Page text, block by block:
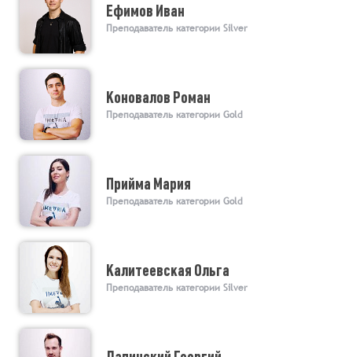
Ефимов Иван
Преподаватель категории Silver
Коновалов Роман
Преподаватель категории Gold
Прийма Мария
Преподаватель категории Gold
Калитеевская Ольга
Преподаватель категории Silver